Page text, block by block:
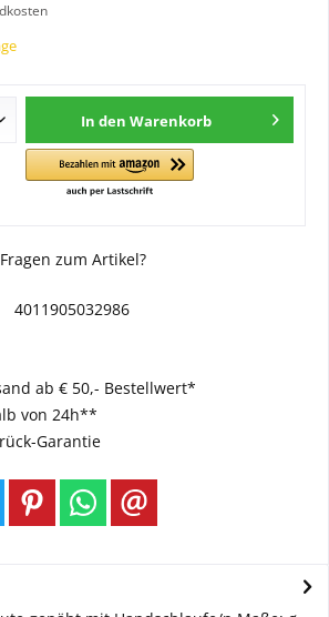
In den Warenkorb
Fragen zum Artikel?
4011905032986
ab € 50,- Bestellwert*
von 24h**
Garantie